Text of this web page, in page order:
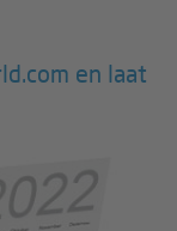
en laat